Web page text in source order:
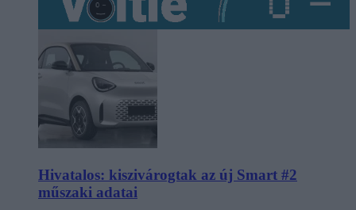
Hivatalos: kiszivárogtak az új Smart #2
műszaki adatai